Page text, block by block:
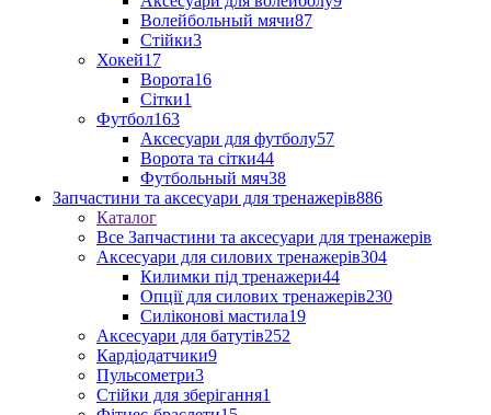
Волейбольный мячи87
Стійки3
Хокей17
Ворота16
Сітки1
Футбол163
Аксесуари для футболу57
Ворота та сітки44
Футбольный мяч38
Запчастини та аксесуари для тренажерів886
Каталог
Все Запчастини та аксесуари для тренажерів
Аксесуари для силових тренажерів304
Килимки під тренажери44
Опції для силових тренажерів230
Силіконові мастила19
Аксесуари для батутів252
Кардіодатчики9
Пульсометри3
Стійки для зберігання1